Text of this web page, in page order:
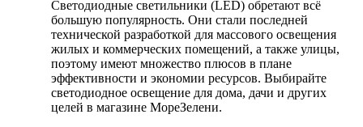
Светодиодные светильники (LED) обретают всё
большую популярность. Они стали последней
технической разработкой для массового освещения
жилых и коммерческих помещений, а также улицы,
поэтому имеют множество плюсов в плане
эффективности и экономии ресурсов. Выбирайте
светодиодное освещение для дома, дачи и других
целей в магазине МореЗелени.